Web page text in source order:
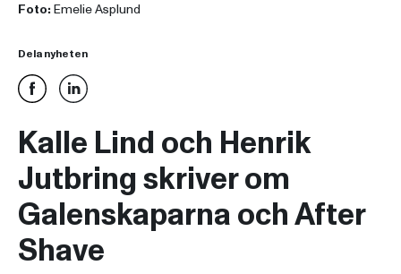
Foto: Emelie Asplund
Dela nyheten
Kalle Lind och Henrik
Jutbring skriver om
Galenskaparna och After
Shave